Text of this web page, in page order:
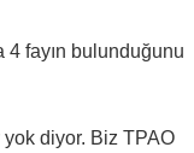
4 fayın bulunduğunu
yok diyor. Biz TPAO